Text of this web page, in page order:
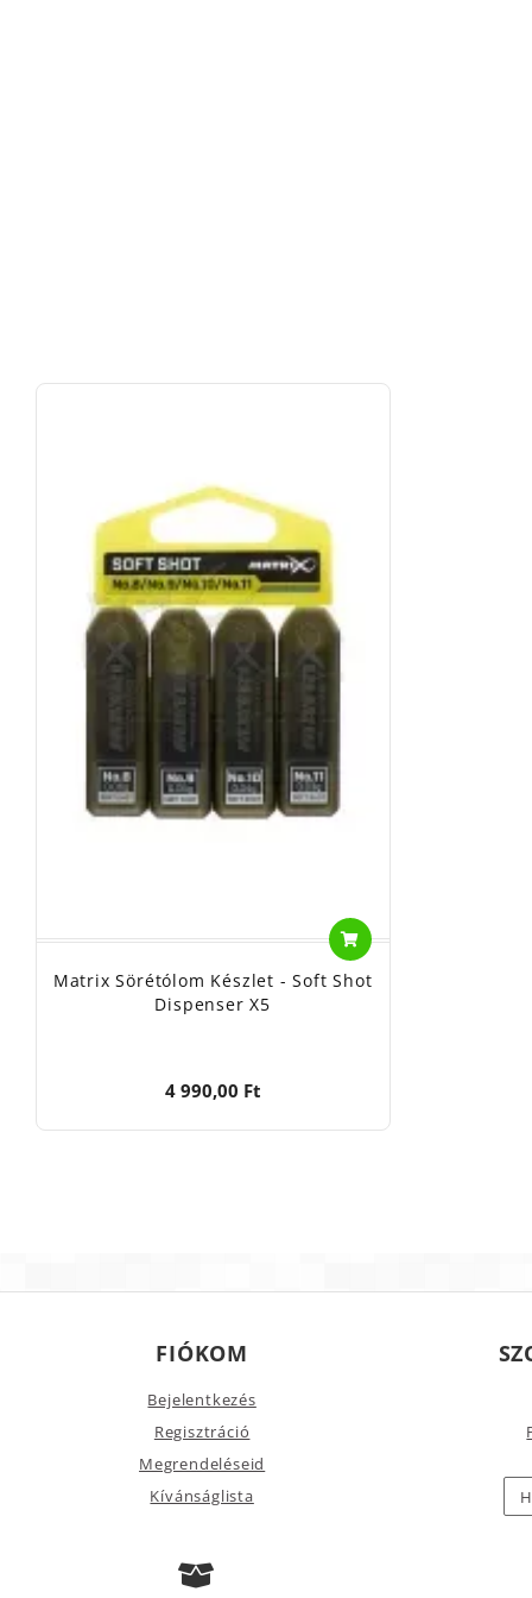
Matrix Sörétólom Készlet - Soft Shot
Dispenser X5
4 990,00 Ft
FIÓKOM
Bejelentkezés
Regisztráció
Megrendeléseid
Kívánságlista